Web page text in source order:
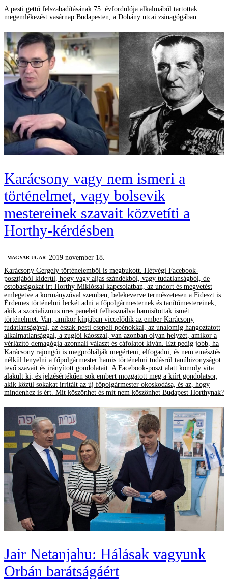
A pesti gettó felszabadításának 75. évfordulója alkalmából tartottak
megemlékezést vasárnap Budapesten, a Dohány utcai zsinagógában.
Karácsony vagy nem ismeri a
történelmet, vagy bolsevik
mestereinek szavait közvetíti a
Horthy-kérdésben
MAGYAR UGAR 2019 november 18.
Karácsony Gergely történelemből is megbukott. Hétvégi Facebook-
posztjából kiderül, hogy vagy aljas szándékból, vagy tudatlanságból, de
ostobaságokat írt Horthy Miklóssal kapcsolatban, az undort és megvetést
emlegetve a kormányzóval szemben, belekeverve természetesen a Fideszt is.
Érdemes történelmi leckét adni a főpolgármesternek és tanítómestereinek,
akik a szocializmus üres paneleit felhasználva hamisítottak ismét
történelmet. Van, amikor kínjában viccelődik az ember Karácsony
tudatlanságával, az észak-pesti csepeli poénokkal, az unalomig hangoztatott
alkalmatlansággal, a zuglói káosszal, van azonban olyan helyzet, amikor a
vérlázító demagógia azonnali választ és cáfolatot kíván. Ezt pedig jobb, ha
Karácsony rajongói is megpróbálják megérteni, elfogadni, és nem emésztés
nélkül lenyelni a főpolgármester hamis történelmi tudásról tanúbizonyságot
tevő szavait és irányított gondolatait. A Facebook-poszt alatt komoly vita
alakult ki, és jelzésértékűen sok embert mozgatott meg a kiírt gondolatsor,
akik közül sokakat irritált az új főpolgármester okoskodása, és az, hogy
mindenhez is ért. Mit köszönhet és mit nem köszönhet Budapest Horthynak?
Jair Netanjahu: Hálásak vagyunk
Orbán barátságáért